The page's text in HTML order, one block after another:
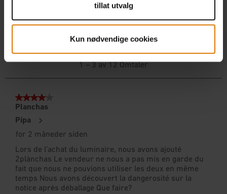
tillat utvalg
Kun nødvendige cookies